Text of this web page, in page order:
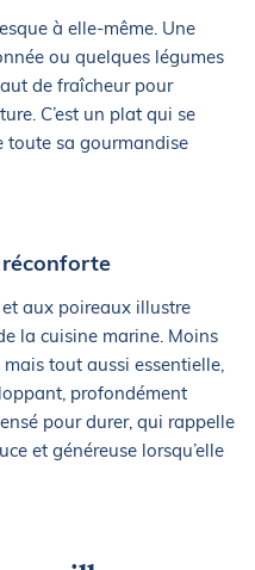
à elle-même. Une
ou quelques légumes
de fraîcheur pour
C’est un plat qui se
toute sa gourmandise
réconforte
aux poireaux illustre
la cuisine marine. Moins
tout aussi essentielle,
profondément
pour durer, qui rappelle
et généreuse lorsqu’elle